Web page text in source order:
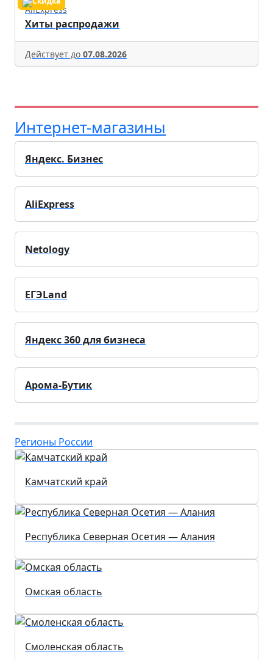
AliExpress
Хиты распродажи
Действует до 07.08.2026
Интернет-магазины
Яндекс. Бизнес
AliExpress
Netology
ЕГЭLand
Яндекс 360 для бизнеса
Арома-Бутик
Регионы России
Камчатский край
Республика Северная Осетия — Алания
Омская область
Смоленская область